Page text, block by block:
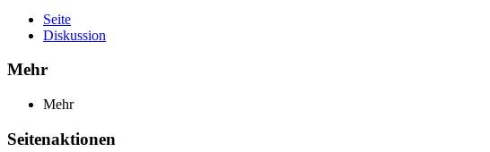
Seite
Diskussion
Mehr
Mehr
Seitenaktionen